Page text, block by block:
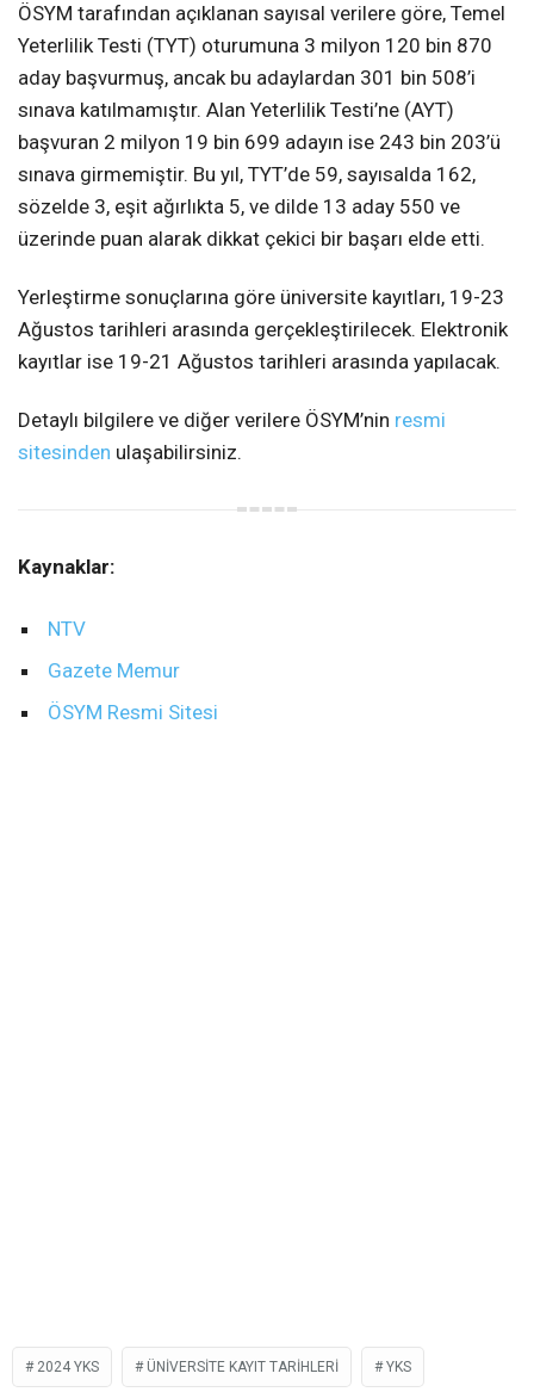
ÖSYM tarafından açıklanan sayısal verilere göre, Temel
Yeterlilik Testi (TYT) oturumuna 3 milyon 120 bin 870
aday başvurmuş, ancak bu adaylardan 301 bin 508’i
sınava katılmamıştır. Alan Yeterlilik Testi’ne (AYT)
başvuran 2 milyon 19 bin 699 adayın ise 243 bin 203’ü
sınava girmemiştir. Bu yıl, TYT’de 59, sayısalda 162,
sözelde 3, eşit ağırlıkta 5, ve dilde 13 aday 550 ve
üzerinde puan alarak dikkat çekici bir başarı elde etti.
Yerleştirme sonuçlarına göre üniversite kayıtları, 19-23
Ağustos tarihleri arasında gerçekleştirilecek. Elektronik
kayıtlar ise 19-21 Ağustos tarihleri arasında yapılacak.
Detaylı bilgilere ve diğer verilere ÖSYM’nin resmi
sitesinden ulaşabilirsiniz.
Kaynaklar:
NTV
Gazete Memur
ÖSYM Resmi Sitesi
2024 YKS ÜNIVERSITE KAYIT TARIHLERI YKS